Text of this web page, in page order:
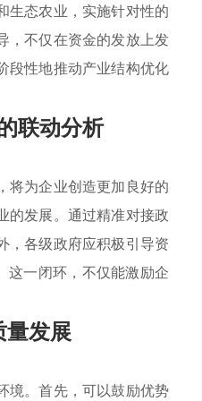
生态农业，实施针对性的
，不仅在资金的发放上发
段性地推动产业结构优化
联动分析
将为企业创造更加良好的
的发展。通过精准对接政
，各级政府应积极引导资
这一闭环，不仅能激励企
发展
境。首先，可以鼓励优势